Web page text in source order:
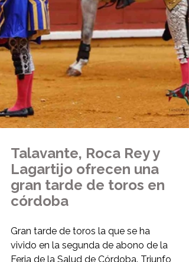
Talavante, Roca Rey y
Lagartijo ofrecen una
gran tarde de toros en
córdoba
Gran tarde de toros la que se ha
vivido en la segunda de abono de la
Feria de la Salud de Córdoba. Triunfo